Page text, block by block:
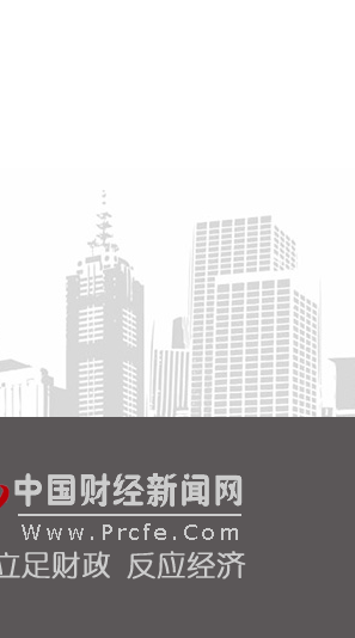
6日公告，拟向包括公司控股股
过35名特定投资者，发行股票
于高端印制电路板智能制造项
中，九洲集团拟以现金方式认
低于5亿元（含）且不高于10
纳指跌0.34%。存储股多数
西部数据跌超19%。